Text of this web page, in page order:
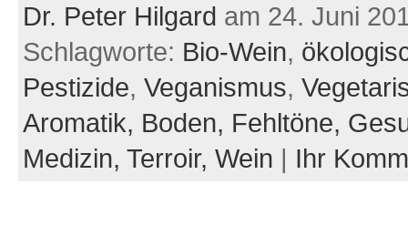
Dr. Peter Hilgard am 24. Juni
Schlagworte: Bio-Wein,
Pestizide, Veganismus,
Aromatik, Boden, Fehltöne,
Medizin, Terroir, Wein | Ihr